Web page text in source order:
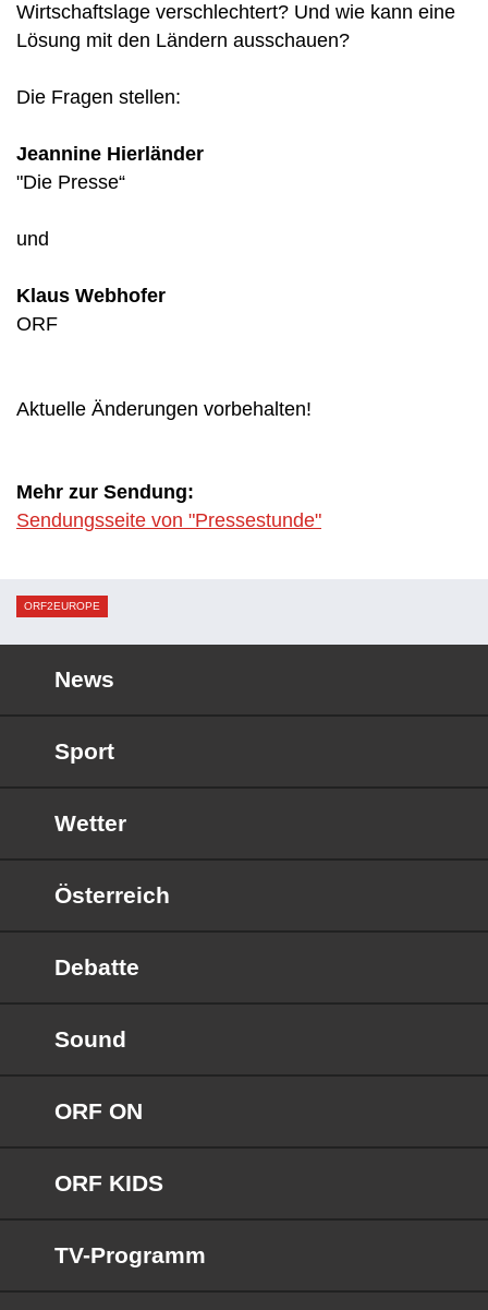
Wirtschaftslage verschlechtert? Und wie kann eine
Lösung mit den Ländern ausschauen?
Die Fragen stellen:
Jeannine Hierländer
"Die Presse“
und
Klaus Webhofer
ORF
Aktuelle Änderungen vorbehalten!
Mehr zur Sendung:
Sendungsseite von "Pressestunde"
ORF2EUROPE
News
Sport
Wetter
Österreich
Debatte
Sound
ORF ON
ORF KIDS
TV-Programm